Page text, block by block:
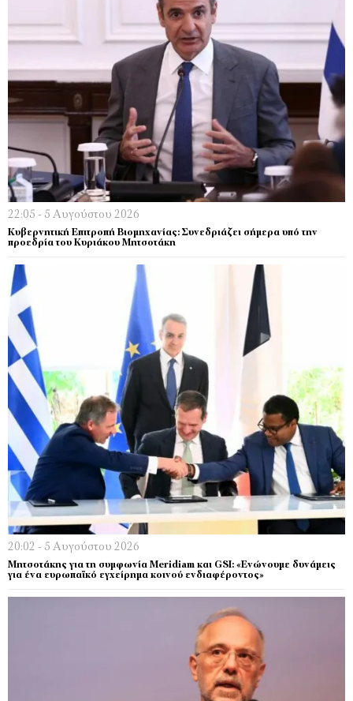
22:05 - 5 Αυγούστου 2026
Κυβερνητική Επιτροπή Βιομηχανίας: Συνεδριάζει σήμερα υπό την
προεδρία του Κυριάκου Μητσοτάκη
20:02 - 5 Αυγούστου 2026
Μητσοτάκης για τη συμφωνία Meridiam και GSI: «Ενώνουμε δυνάμεις
για ένα ευρωπαϊκό εγχείρημα κοινού ενδιαφέροντος»